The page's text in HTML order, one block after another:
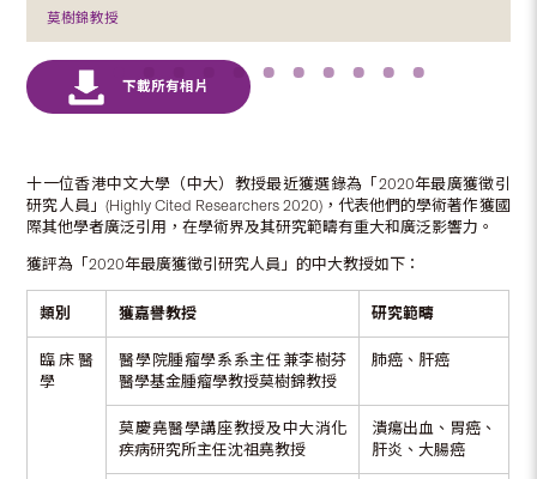
莫樹錦教授
十一位香港中文大學（中大）教授最近獲選錄為「2020年最廣獲徵引
研究人員」(Highly Cited Researchers 2020)，代表他們的學術著作獲國
際其他學者廣泛引用，在學術界及其研究範疇有重大和廣泛影響力。
獲評為「2020年最廣獲徵引研究人員」的中大教授如下：
類別 獲嘉譽教授 研究範疇
臨床醫
學
醫學院腫瘤學系系主任兼李樹芬
醫學基金腫瘤學教授莫樹錦教授
肺癌、肝癌
莫慶堯醫學講座教授及中大消化
疾病研究所主任沈祖堯教授
潰瘍出血、胃癌、
肝炎、大腸癌